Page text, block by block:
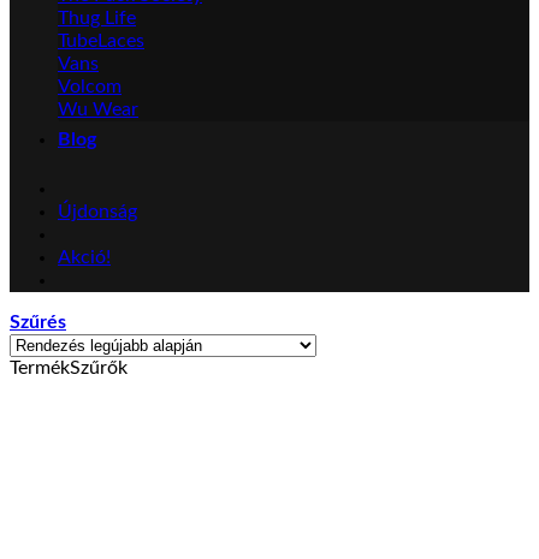
Thug Life
TubeLaces
Vans
Volcom
Wu Wear
Blog
Újdonság
Akció!
Szűrés
TermékSzűrők